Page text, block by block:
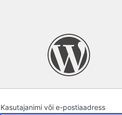
Kasutajanimi või e-postiaadress